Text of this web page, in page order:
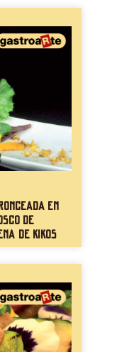
en
de
de kikos